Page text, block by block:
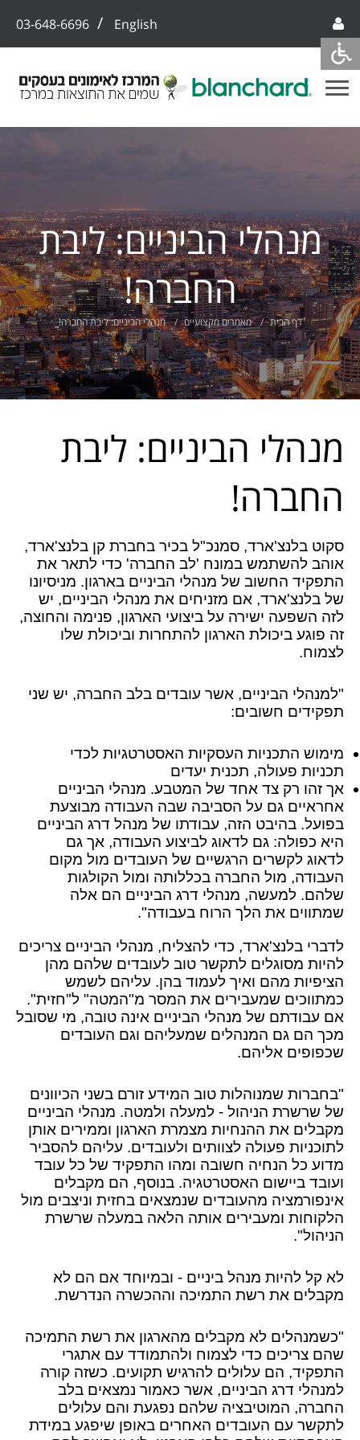
03-648-6696 / English
מנהלי הביניים: ליבת
החברה!
דף הבית מאמרים מקצועיים מנהלי הביניים: ליבת החברה!
מנהלי הביניים: ליבת
החברה!
סקוט בלנצ'ארד, סמנכ"ל בכיר בחברת קן בלנצ'ארד,
אוהב להשתמש במונח 'לב החברה' כדי לתאר את
התפקיד החשוב של מנהלי הביניים בארגון. מניסיונו
של בלנצ'ארד, אם מזניחים את מנהלי הביניים, יש
לזה השפעה ישירה על ביצועי הארגון, פנימה והחוצה,
זה פוגע ביכולת הארגון להתחרות וביכולת שלו
לצמוח.
"למנהלי הביניים, אשר עובדים בלב החברה, יש שני
תפקידים חשובים:
מימוש התכניות העסקיות האסטרטגיות לכדי
תכניות פעולה, תכנית יעדים
אך זהו רק צד אחד של המטבע. מנהלי הביניים
אחראיים גם על הסביבה שבה העבודה מבוצעת
בפועל. בהיבט הזה, עבודתו של מנהל דרג הביניים
היא כפולה: גם לדאוג לביצוע העבודה, אך גם
לדאוג לקשרים הרגשיים של העובדים מול מקום
העבודה, מול החברה בכללותה ומול הקולגות
שלהם. למעשה, מנהלי דרג הביניים הם אלה
שמתווים את הלך הרוח בעבודה".
לדברי בלנצ'ארד, כדי להצליח, מנהלי הביניים צריכים
להיות מסוגלים לתקשר טוב לעובדים שלהם מהן
הציפיות מהם ואיך לעמוד בהן. עליהם לשמש
כמתווכים שמעבירים את המסר מ"המטה" ל"חזית".
אם עבודתם של מנהלי הביניים אינה טובה, מי שסובל
מכך הם גם המנהלים שמעליהם וגם העובדים
שכפופים אליהם.
"בחברות שמנוהלות טוב המידע זורם בשני הכיוונים
של שרשרת הניהול - למעלה ולמטה. מנהלי הביניים
מקבלים את ההנחיות מצמרת הארגון וממירים אותן
לתוכניות פעולה לצוותים ולעובדים. עליהם להסביר
מדוע כל הנחיה חשובה ומהו התפקיד של כל עובד
ועובד ביישום האסטרטגיה. בנוסף, הם מקבלים
אינפורמציה מהעובדים שנמצאים בחזית וניצבים מול
הלקוחות ומעבירים אותה הלאה במעלה שרשרת
הניהול".
לא קל להיות מנהל ביניים - ובמיוחד אם הם לא
מקבלים את רשת התמיכה וההכשרה הנדרשת.
"כשמנהלים לא מקבלים מהארגון את רשת התמיכה
שהם צריכים כדי לצמוח ולהתמודד עם אתגרי
התפקיד, הם עלולים להרגיש תקועים. כשזה קורה
למנהלי דרג הביניים, אשר כאמור נמצאים בלב
החברה, המוטיבציה שלהם נפגעת והם עלולים
לתקשר עם העובדים האחרים באופן שיפגע במידת